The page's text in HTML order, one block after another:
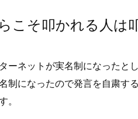
こそ叩かれる人は
ーネットが実名制になったと
制になったので発言を自粛す
。